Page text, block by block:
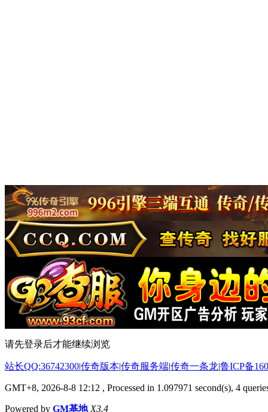
请先登录后才能继续浏览
站长QQ:36742300|传奇版本|传奇服务端|传奇一条龙|鲁ICP备
GMT+8, 2026-8-8 12:12 , Processed in 1.097971 second(s), 4
Powered by GM基地 X3.4